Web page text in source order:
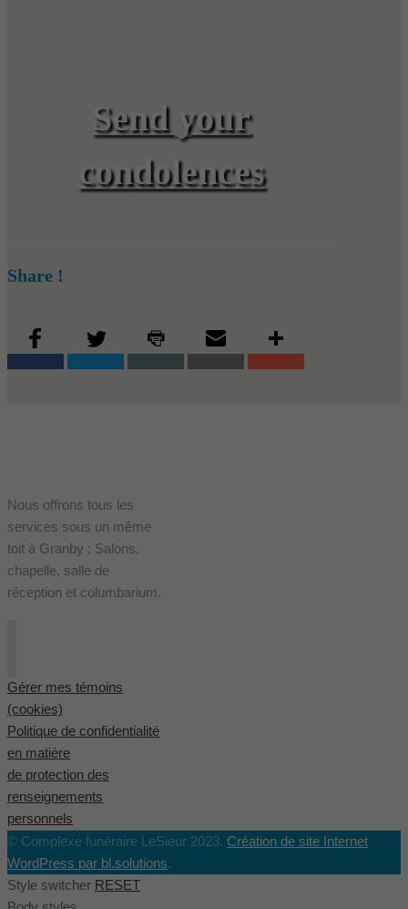
Send your
condolences
Share !
Nous offrons tous les
services sous un même
toit à Granby : Salons,
chapelle, salle de
réception et columbarium.
Gérer mes témoins
(cookies)
Politique de confidentialité
en matière
de protection des
renseignements
personnels
© Complexe funéraire LeSieur 2023. Création de site Internet
WordPress par bl.solutions.
Style switcher RESET